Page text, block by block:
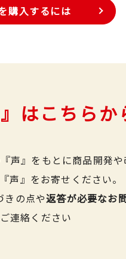
購入するには
はこちらか
』をもとに商品開発や
声』をお寄せください。
きの点や返答が必要なお
連絡ください